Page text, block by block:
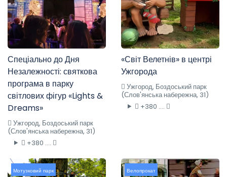
Спеціально до Дня
Незалежності: святкова
програма в парку
світлових фігур «Lights &
Dreams»
Ужгород, Боздоський парк
(Слов'янська набережна, 31)
+380 ....
«Світ Велетнів» в центрі
Ужгорода
Ужгород, Боздоський парк
(Слов'янська набережна, 31)
+380 ....
Мотузковий парк Велопрокат